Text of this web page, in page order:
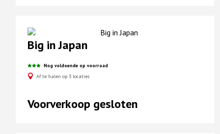
Big in Japan
Nog voldoende op voorraad
Af te halen op 3 locaties
Voorverkoop gesloten